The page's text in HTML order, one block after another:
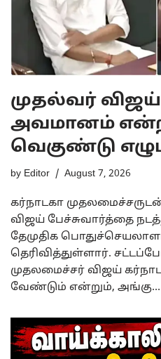
முதல்வர்
அவமானம்
வெகுண்டு
by Editor August 7, 2026
கர்நாடகா
விஜய் பேச்சுவார்த்தை
தேமுதிக
தெரிவித்துள்ளார்.
முதலமைச்சர் விஜய்
வேண்டும் என்றும், அங்கு…